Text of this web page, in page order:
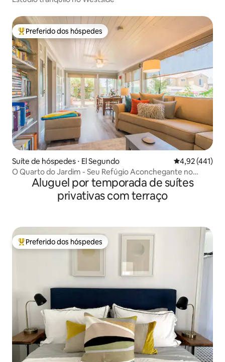
Entre os melhores preferidos dos hóspedes
Preferido dos hóspedes
Suíte de hóspedes ⋅ El Segundo 4,92 de uma
4,92 (441)
O Quarto do Jardim - Seu Refúgio Aconchegante no
JardimAluguel por temporada de suítes
privativas com terraço
Entre os melhores preferidos dos hóspedes
Preferido dos hóspedes